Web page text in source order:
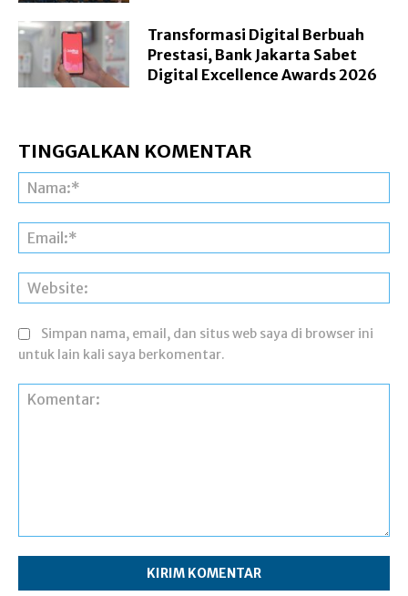
Transformasi Digital Berbuah
Prestasi, Bank Jakarta Sabet
Digital Excellence Awards 2026
TINGGALKAN KOMENTAR
Simpan nama, email, dan situs web saya di browser ini
untuk lain kali saya berkomentar.